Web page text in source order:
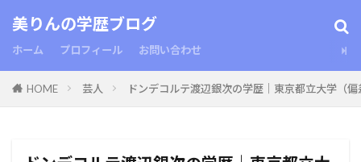
美りんの学歴ブログ
ホーム プロフィール お問い合わせ
HOME 芸人 ドンデコルテ渡辺銀次の学歴｜東京都立大学（